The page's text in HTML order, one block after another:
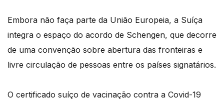
Embora não faça parte da União Europeia, a Suíça
integra o espaço do acordo de Schengen, que decorre
de uma convenção sobre abertura das fronteiras e
livre circulação de pessoas entre os países signatários.
O certificado suíço de vacinação contra a Covid-19